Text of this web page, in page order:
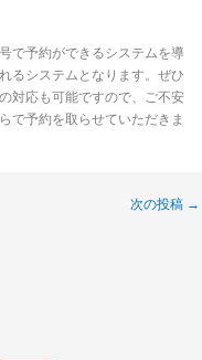
で予約ができるシステムを導
るシステムとなります。ぜひ
対応も可能ですので、ご不安
で予約を取らせていただきま
次の投稿 →